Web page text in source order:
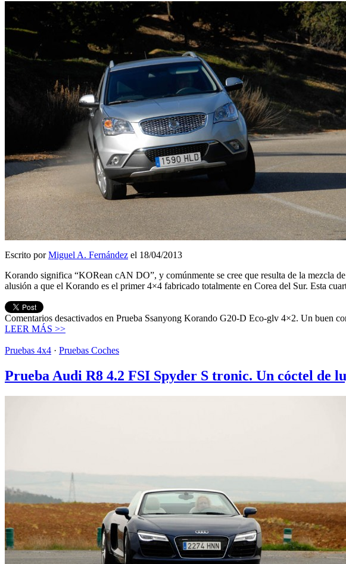
Escrito porMiguel A. Fernández el 18/04/2013
Korando significa “KORean cAN DO”, y comúnmente se cree que resulta de la mezcla
alusión a que el Korando es el primer 4×4 fabricado totalmente en Corea del Sur. Esta
Comentarios desactivados en Prueba Ssanyong Korando G20-D Eco-glv 4×2. Un buen
LEER MÁS >>
Pruebas 4x4 · Pruebas Coches
Prueba Audi R8 4.2 FSI Spyder S tronic. Un cóctel de